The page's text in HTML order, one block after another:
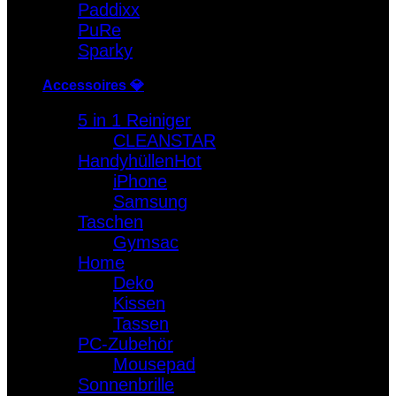
Paddixx
PuRe
Sparky
Accessoires 💎
5 in 1 Reiniger
CLEANSTAR
Handyhüllen
iPhone
Samsung
Taschen
Gymsac
Home
Deko
Kissen
Tassen
PC-Zubehör
Mousepad
Sonnenbrille